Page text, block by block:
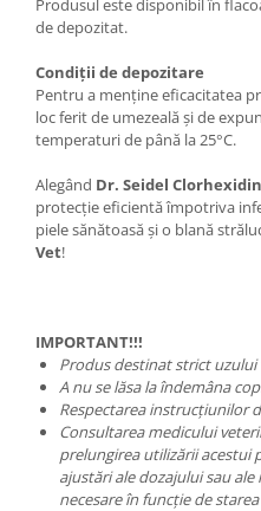
Produsul este disponibil în
de depozitat.​
Condiții de depozitare
Pentru a menține eficacitatea
loc ferit de umezeală și de
temperaturi de până la 25°C.​
Alegând Dr. Seidel
protecție eficientă împotriva
piele sănătoasă și o blană
Vet!
IMPORTANT!!!
Produs destinat strict uzului
A nu se lăsa la îndemâna
Respectarea instrucțiunilor
Consultarea medicului
prelungirea utilizării acestui
ajustări ale dozajului sau
necesare în funcție de